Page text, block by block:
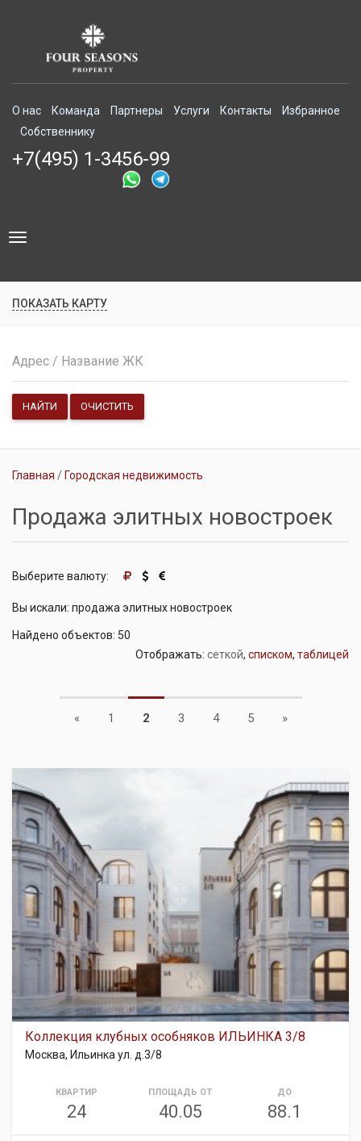
О нас Команда Партнеры Услуги Контакты
Избранное
Собственнику
+7(495) 1-3456-99
Toggle
ПОКАЗАТЬ КАРТУ
НАЙТИ ОЧИСТИТЬ
Главная Городская недвижимость
Продажа элитных новостроек
Выберите валюту:
Вы искали: продажа элитных новостроек
Найдено объектов: 50
Отображать: сеткой, списком, таблицей
«Previous
1 2 3 4 5 »Next
Коллекция клубных особняков ИЛЬИНКА 3/8
Москва, Ильинка ул. д.3/8
КВАРТИР
24
ПЛОЩАДЬ ОТ
40.05
ДО
88.1